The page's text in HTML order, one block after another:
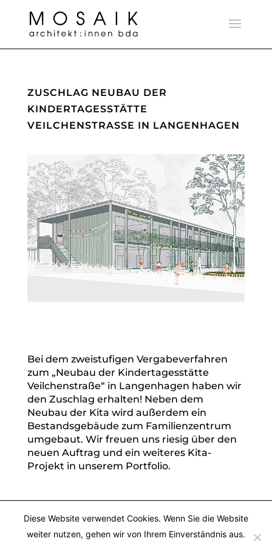
ZUSCHLAG NEUBAU DER
KINDERTAGESSTÄTTE
VEILCHENSTRASSE IN LANGENHAGEN
Bei dem zweistufigen Vergabeverfahren
zum „Neubau der Kindertagesstätte
Veilchenstraße“ in Langenhagen haben wir
den Zuschlag erhalten! Neben dem
Neubau der Kita wird außerdem ein
Bestandsgebäude zum Familienzentrum
umgebaut. Wir freuen uns riesig über den
neuen Auftrag und ein weiteres Kita-
Projekt in unserem Portfolio.
Diese Website verwendet Cookies. Wenn Sie die Website
weiter nutzen, gehen wir von Ihrem Einverständnis aus.